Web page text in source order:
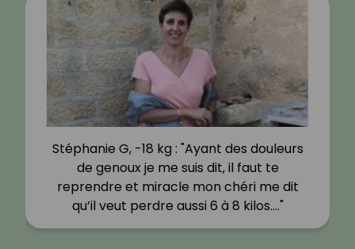
Stéphanie G, -18 kg : "Ayant des douleurs
de genoux je me suis dit, il faut te
reprendre et miracle mon chéri me dit
qu’il veut perdre aussi 6 à 8 kilos.…"